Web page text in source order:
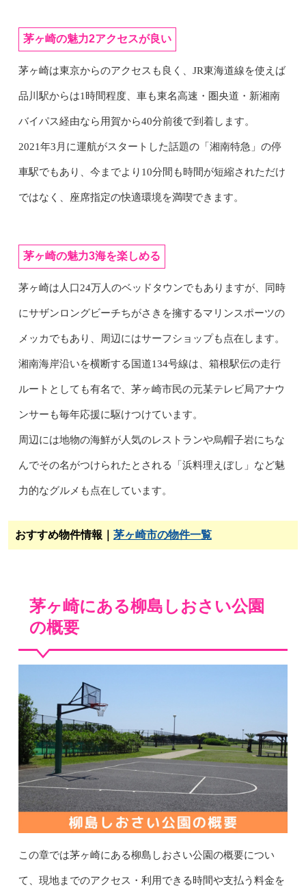
茅ヶ崎の魅力2アクセスが良い
茅ヶ崎は東京からのアクセスも良く、JR東海道線を使えば
品川駅からは1時間程度、車も東名高速・圏央道・新湘南
バイパス経由なら用賀から40分前後で到着します。
2021年3月に運航がスタートした話題の「湘南特急」の停
車駅でもあり、今までより10分間も時間が短縮されただけ
ではなく、座席指定の快適環境を満喫できます。
茅ヶ崎の魅力3海を楽しめる
茅ヶ崎は人口24万人のベッドタウンでもありますが、同時
にサザンロングビーチちがさきを擁するマリンスポーツの
メッカでもあり、周辺にはサーフショップも点在します。
湘南海岸沿いを横断する国道134号線は、箱根駅伝の走行
ルートとしても有名で、茅ヶ崎市民の元某テレビ局アナウ
ンサーも毎年応援に駆けつけています。
周辺には地物の海鮮が人気のレストランや烏帽子岩にちな
んでその名がつけられたとされる「浜料理えぼし」など魅
力的なグルメも点在しています。
おすすめ物件情報｜ 茅ヶ崎市の物件一覧
茅ヶ崎にある柳島しおさい公園
の概要
この章では茅ヶ崎にある柳島しおさい公園の概要につい
て、現地までのアクセス・利用できる時間や支払う料金を